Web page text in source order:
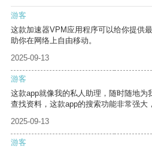
游客
这款加速器VPM应用程序可以给你提供
助你在网络上自由移动。
2025-09-13
游客
这款app就像我的私人助理，随时随地为
查找资料，这款app的搜索功能非常强大
2025-09-13
游客